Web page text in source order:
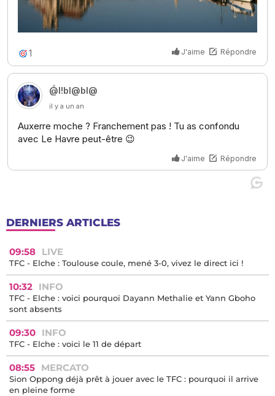
DERNIERS ARTICLES
09:58 LIVE
TFC - Elche : Toulouse coule, mené 3-0, vivez le direct ici !
10:32 INFO
TFC - Elche : voici pourquoi Dayann Methalie et Yann Gboho
sont absents
09:30 INFO
TFC - Elche : voici le 11 de départ
08:55 MERCATO
Sion Oppong déjà prêt à jouer avec le TFC : pourquoi il arrive
en pleine forme